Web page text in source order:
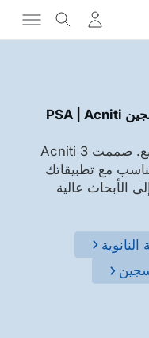
مولدات النانوفقاعات ومولدات أكسجين PSA | Acniti
لا ترضى بمقاس واحد يناسب الجميع. صممت Acniti 3
مع تطبيقاتك
الأبحاث عالية